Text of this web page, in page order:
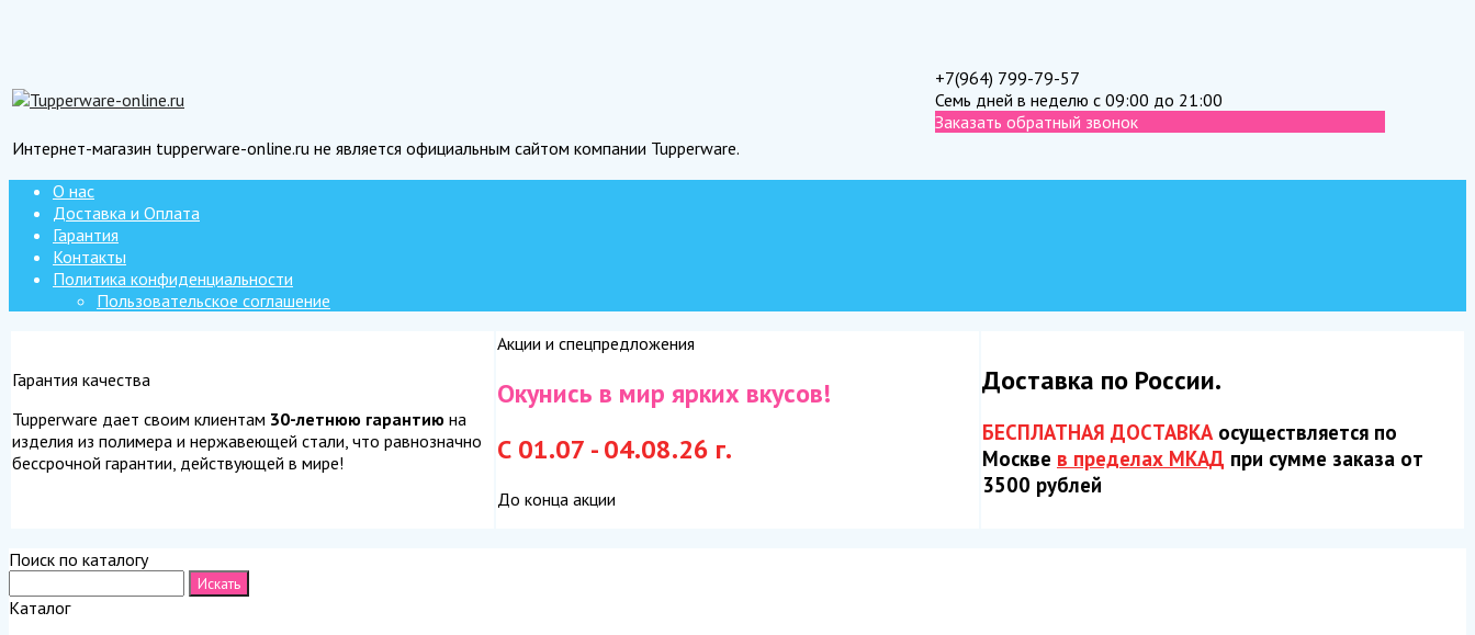
+7(964) 799-79-57
Семь дней в неделю с 09:00 до 21:00
Заказать обратный звонок
Интернет-магазин tupperware-online.ru не является официальным сайтом компании Tupperware.
О нас
Доставка и Оплата
Гарантия
Контакты
Политика конфиденциальности
Пользовательское соглашение
Гарантия качества
Tupperware дает своим клиентам 30-летнюю гарантию на
изделия из полимера и нержавеющей стали, что равнозначно
бессрочной гарантии, действующей в мире!
Акции и спецпредложения
Окунись в мир ярких вкусов!
С 01.07 - 04.08.26 г.
До конца акции
Доставка по России.
БЕСПЛАТНАЯ ДОСТАВКАосуществляется по
Москве в пределах МКАД при сумме заказа от
3500 рублей
Поиск по каталогу
Каталог